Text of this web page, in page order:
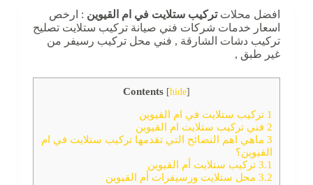
افضل محلاتتركيب ستلايت في ام القيوين : ارخص
اسعار خدمات شركات فني صيانة تركيب ستلايت تصليح
تركيب دشات الشارقة , فني محل تركيب رسيفر من
غير طبق ,
Contents [hide]
1 تركيب ستلايت في ام القيوين
2 فني تركيب ستلايت ام القيوين
3ماهي اهم النصائح التي تقدمها تركيب ستلايت في ام
القيوين؟
3.1تركيب ستلايت أم القيوين
3.2محل ستلايت ورسيفرات أم القيوين